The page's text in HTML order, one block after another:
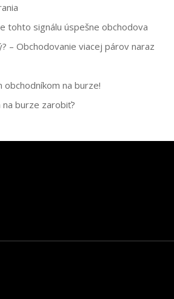
tohto signálu úspešne obchodova
– Obchodovanie viacej párov naraz
na burze!
burze zarobiť?